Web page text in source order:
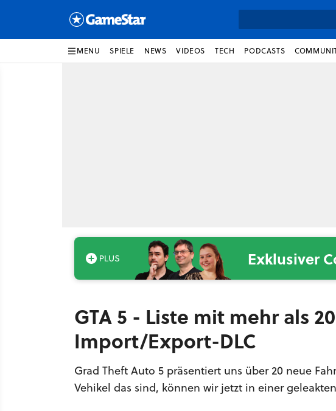
MENU SPIELE NEWS VIDEOS TECH PODCASTS
Exklusiver
GTA 5 - Liste mit mehr als
Import/Export-DLC
Grad Theft Auto 5 präsentiert uns über 20 neue
Vehikel das sind, können wir jetzt in einer